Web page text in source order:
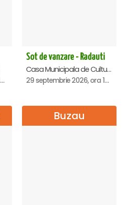
28 septembrie 2026, ora 19:00
Sot de vanzare - Radauti
Casa Municipala de Cultura, Radauti
29 septembrie 2026, ora 19:00
Buzau